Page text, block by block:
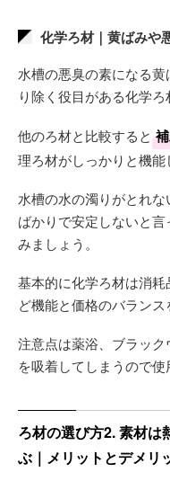
化学ろ材｜黄ばみや
水槽の悪臭の素になる
り除く役目がある化学ろ
他のろ材と比較すると
理ろ材がしっかりと機能
水槽の水の濁りがとれ
ばかりで安定しないと
みましょう。
基本的に化学ろ材は消
ど機能と価格のバランス
注意点は薬浴、ブラッ
を吸着してしまうので使
ろ材の選び方2. 素材は
ぶ｜メリットとデメリ